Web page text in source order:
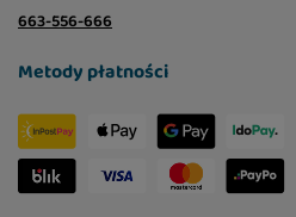
663-556-666
Metody płatności